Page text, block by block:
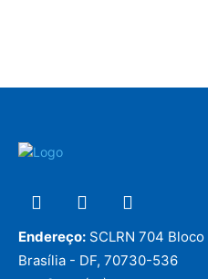
Endereço: SCLRN 704
Brasília - DF, 70730-536